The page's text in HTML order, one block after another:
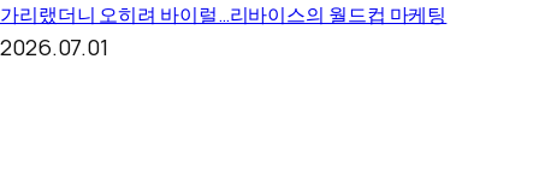
가리랬더니 오히려 바이럴…리바이스의 월드컵 마케팅
2026.07.01